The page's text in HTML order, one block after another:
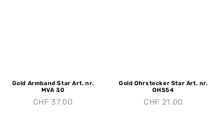
Gold Armband Star Art. nr.
MVA 30
CHF 37.00
Gold Ohrstecker Star Art. nr.
OHS54
CHF 21.00